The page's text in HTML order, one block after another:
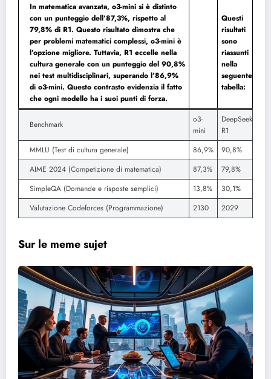
In matematica avanzata, o3-mini si è distinto
con un punteggio dell’87,3%, rispetto al
79,8% di R1. Questo risultato dimostra che
per problemi matematici complessi, o3-mini è
l’opzione migliore. Tuttavia, R1 eccelle nella
cultura generale con un punteggio del 90,8%
nei test multidisciplinari, superando l’86,9%
di o3-mini. Questo contrasto evidenzia il fatto
che ogni modello ha i suoi punti di forza.
Questi
risultati
sono
riassunti
nella
seguente
tabella:
Benchmark
o3-
mini
DeepSeek
R1
MMLU (Test di cultura generale)
86,9%
90,8%
AIME 2024 (Competizione di matematica)
87,3%
79,8%
SimpleQA (Domande e risposte semplici)
13,8%
30,1%
Valutazione Codeforces (Programmazione)
2130 2029
Sur le meme sujet